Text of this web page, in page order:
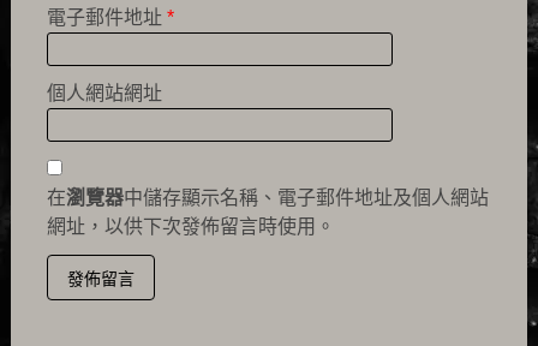
電子郵件地址 *
個人網站網址
在瀏覽器中儲存顯示名稱、電子郵件地址及個人網站
網址，以供下次發佈留言時使用。